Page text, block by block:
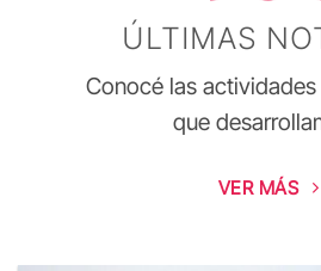
ÚLTIMAS
Conocé las
que
VER MÁS